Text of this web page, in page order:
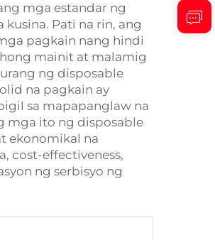
mga estandar ng
Pati na rin, ang
pagkain nang hindi
mainit at malamig
ng disposable
na pagkain ay
sa mapapanglaw na
mga ito ng disposable
ekonomikal na
cost-effectiveness,
ng serbisyo ng